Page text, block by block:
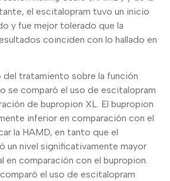
el escitalopram tuvo un inicio
y fue mejor tolerado que la
coinciden con lo hallado en
tratamiento sobre la función
se comparó el uso de escitalopram
de bupropion XL. El bupropion
inferior en comparación con el
la HAMD, en tanto que el
un nivel significativamente mayor
en comparación con el bupropion.
el uso de escitalopram